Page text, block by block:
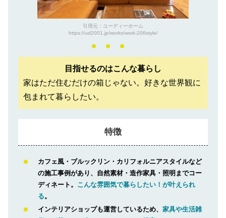
引用元：ユーディーホーム
https://ud2001.jp/works/work-206style/
目指せるのはこんな暮らし
家はただ住むだけの箱じゃない。好きな世界観に
包まれて暮らしたい。
特徴
カフェ風・ブルックリン・カリフォルニアスタイルなど
の施工事例があり、自然素材・造作家具・照明までコー
ディネート。 こんな雰囲気で暮らしたい！が叶えられ
る。
インテリアショップも運営しているため、家具や生活雑